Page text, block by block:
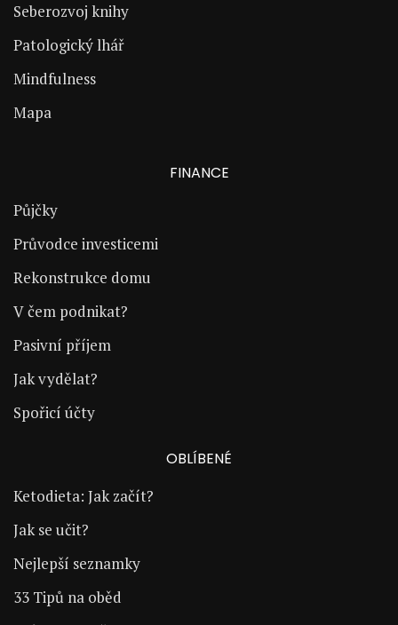
Seberozvoj knihy
Patologický lhář
Mindfulness
Mapa
FINANCE
Půjčky
Průvodce investicemi
Rekonstrukce domu
V čem podnikat?
Pasivní příjem
Jak vydělat?
Spořicí účty
OBLÍBENÉ
Ketodieta: Jak začít?
Jak se učit?
Nejlepší seznamky
33 Tipů na oběd